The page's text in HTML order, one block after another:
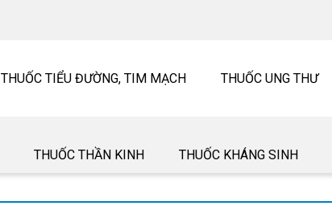
THUỐC TIỂU ĐƯỜNG, TIM MẠCH THUỐC UNG THƯ
THUỐC THẦN KINH THUỐC KHÁNG SINH